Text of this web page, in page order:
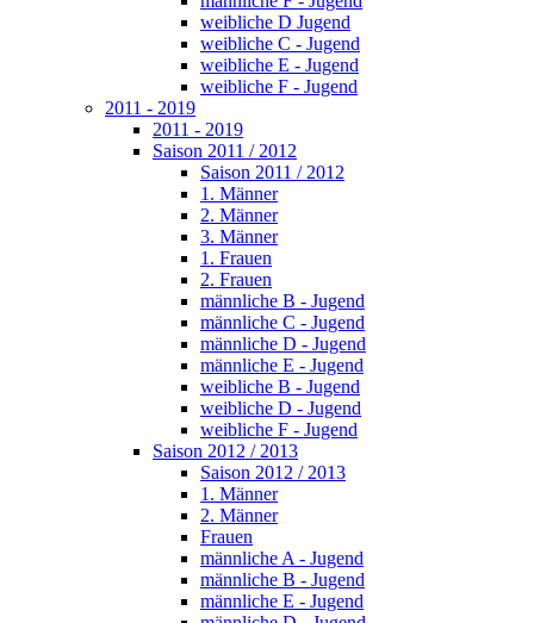
weibliche D Jugend
weibliche C - Jugend
weibliche E - Jugend
weibliche F - Jugend
2011 - 2019
2011 - 2019
Saison 2011 / 2012
Saison 2011 / 2012
1. Männer
2. Männer
3. Männer
1. Frauen
2. Frauen
männliche B - Jugend
männliche C - Jugend
männliche D - Jugend
männliche E - Jugend
weibliche B - Jugend
weibliche D - Jugend
weibliche F - Jugend
Saison 2012 / 2013
Saison 2012 / 2013
1. Männer
2. Männer
Frauen
männliche A - Jugend
männliche B - Jugend
männliche E - Jugend